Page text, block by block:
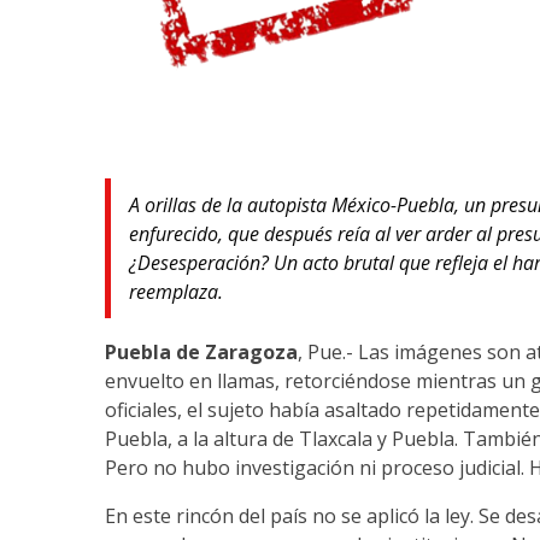
A orillas de la autopista México-Puebla, un
enfurecido, que después reía al ver arder al
¿Desesperación? Un acto brutal que refleja el
reemplaza.
Puebla de Zaragoza, Pue.- Las imágenes son
envuelto en llamas, retorciéndose mientras un
oficiales, el sujeto había asaltado
Puebla, a la altura de Tlaxcala y Puebla.
Pero no hubo investigación ni proceso judicial.
En este rincón del país no se aplicó la ley. Se